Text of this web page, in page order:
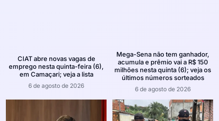
CIAT abre novas vagas de
emprego nesta quinta-feira (6),
em Camaçari; veja a lista
6 de agosto de 2026
Mega-Sena não tem ganhador,
acumula e prêmio vai a R$ 150
milhões nesta quinta (6); veja os
últimos números sorteados
6 de agosto de 2026